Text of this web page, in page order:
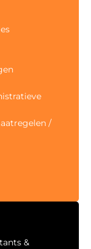
/
&